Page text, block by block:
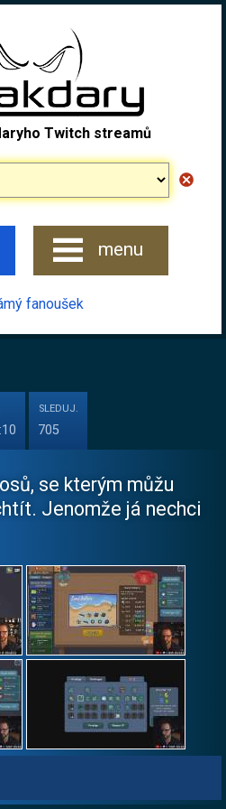
Twitch streamů
menu
fanoušek
SLEDUJ.
705
se kterým můžu
Jenomže já nechci